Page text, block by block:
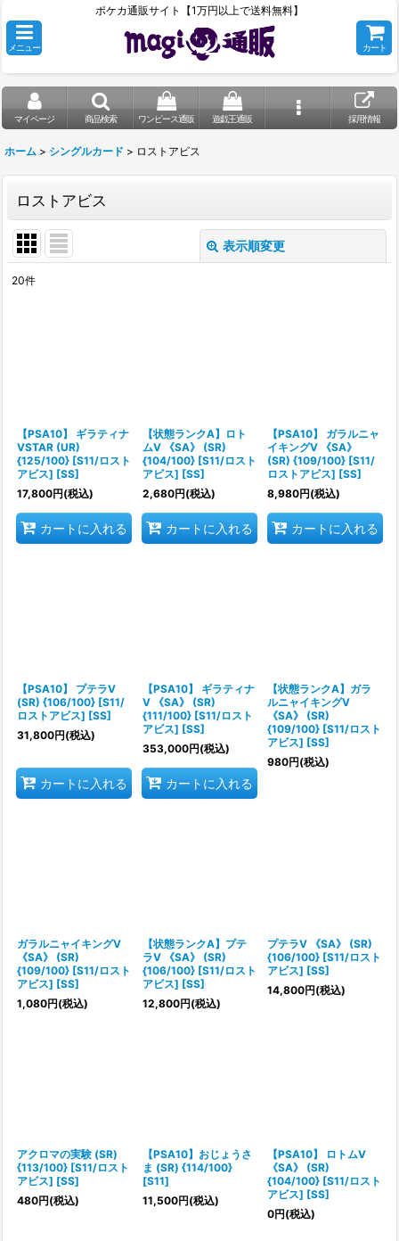
ポケカ通販サイト【1万円以上で送料無料】
メニュー カート
マイページ 商品検索 ワンピース通販 遊戯王通販 採用情報
ホーム > シングルカード > ロストアビス
ロストアビス
表示順変更
絞り込む
20件
【PSA10】 ギラティナ
VSTAR (UR)
{125/100} [S11/ロスト
アビス] [SS]
17,800円(税込)
カートに入れる
【状態ランクA】ロト
ムV 《SA》 (SR)
{104/100} [S11/ロスト
アビス] [SS]
2,680円(税込)
カートに入れる
【PSA10】 ガラルニャ
イキングV 《SA》
(SR) {109/100} [S11/
ロストアビス] [SS]
8,980円(税込)
カートに入れる
【PSA10】 プテラV
(SR) {106/100} [S11/
ロストアビス] [SS]
31,800円(税込)
カートに入れる
【PSA10】 ギラティナ
V 《SA》 (SR)
{111/100} [S11/ロスト
アビス] [SS]
353,000円(税込)
カートに入れる
【状態ランクA】ガラ
ルニャイキングV
《SA》 (SR)
{109/100} [S11/ロスト
アビス] [SS]
980円(税込)
ガラルニャイキングV
《SA》 (SR)
{109/100} [S11/ロスト
アビス] [SS]
1,080円(税込)
【状態ランクA】プテ
ラV 《SA》 (SR)
{106/100} [S11/ロスト
アビス] [SS]
12,800円(税込)
プテラV 《SA》 (SR)
{106/100} [S11/ロスト
アビス] [SS]
14,800円(税込)
アクロマの実験 (SR)
{113/100} [S11/ロスト
アビス] [SS]
480円(税込)
【PSA10】おじょうさ
ま (SR) {114/100}
[S11]
11,500円(税込)
【PSA10】 ロトムV
《SA》 (SR)
{104/100} [S11/ロスト
アビス] [SS]
0円(税込)